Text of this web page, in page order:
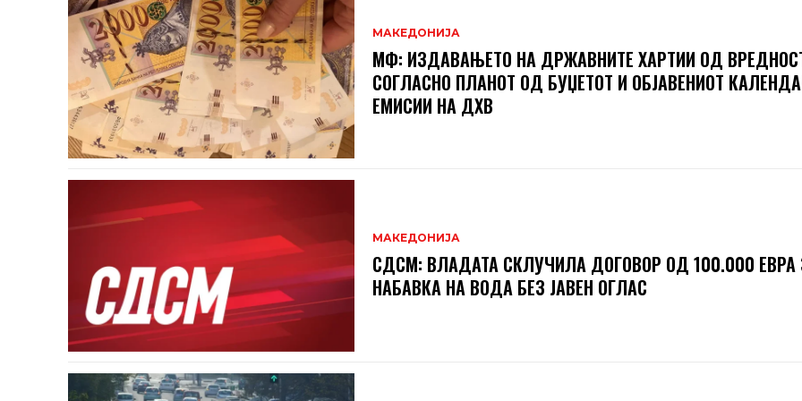
МАКЕДОНИЈА
МФ: ИЗДАВАЊЕТО НА ДРЖАВНИТЕ ХАРТИИ ОД
СОГЛАСНО ПЛАНОТ ОД БУЏЕТОТ И ОБЈАВЕНИОТ
ЕМИСИИ НА ДХВ
МАКЕДОНИЈА
СДСМ: ВЛАДАТА СКЛУЧИЛА ДОГОВОР ОД 100.000 ЕВРА
НАБАВКА НА ВОДА БЕЗ ЈАВЕН ОГЛАС